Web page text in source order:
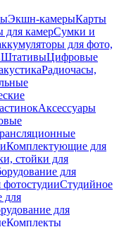
Экшн-камерыКарты
для камерСумки и
для фото,
ШтативыЦифровые
Радиочасы,
Аксессуары
Комплектующие для
стойки для
для
Студийное
для
для
Комплекты